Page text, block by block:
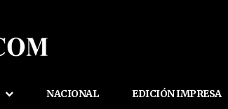
NACIONAL EDICIÓN IMPRESA